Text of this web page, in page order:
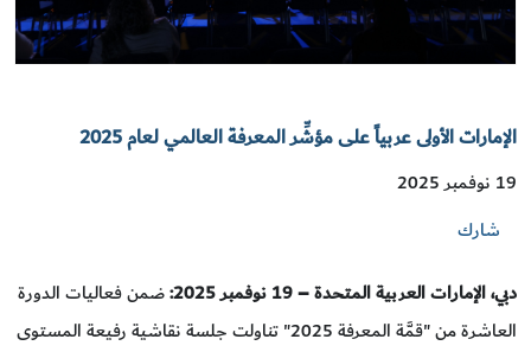
الإمارات الأولى عربياً على مؤشِّر المعرفة العالمي لعام 2025
19 نوفمبر 2025
شارك
دبي، الإمارات العربية المتحدة – 19 نوفمبر 2025:
ضمن فعاليات الدورة
العاشرة من "قمَّة المعرفة 2025" تناولت جلسة نقاشية رفيعة المستوى